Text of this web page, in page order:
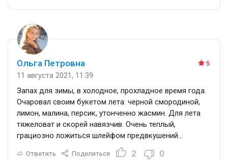
5
Ольга Петровна
11 августа 2021, 11:39
Запах для зимы, в холодное, прохладное время года.
Очаровал своим букетом лета: черной смородиной,
лимон, малина, персик, утонченно жасмин. Для лета
тяжеловат и скорей навязчив. Очень теплый,
грациозно ложиться шлейфом предвкушений...
Ответить Поделиться 2 0